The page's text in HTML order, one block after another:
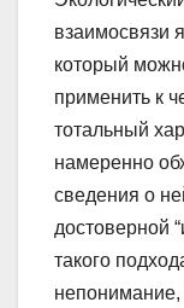
взаимосвязи
который
применить к
тотальный
намеренно
сведения о
достоверной
такого